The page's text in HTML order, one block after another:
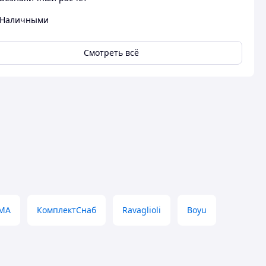
Наличными
Смотреть всё
КомплектСнаб Ravaglioli Boyu